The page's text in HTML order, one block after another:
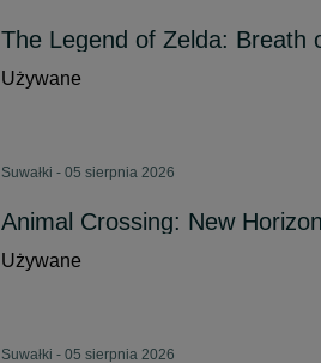
The Legend of Zelda: Breath
Używane
Suwałki - 05 sierpnia 2026
Animal Crossing: New
Używane
Suwałki - 05 sierpnia 2026